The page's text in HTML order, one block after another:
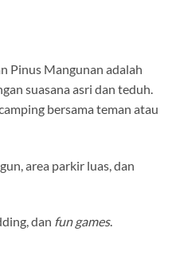
Pinus Mangunan adalah
suasana asri dan teduh.
bersama teman atau
area parkir luas, dan
dan fun games.